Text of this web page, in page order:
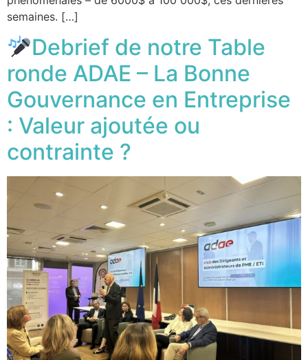
semaines. […]
Debrief de notre Table
ronde ADAE – La Bonne
Gouvernance en Entreprise
: Valeur ajoutée ou
contrainte ?